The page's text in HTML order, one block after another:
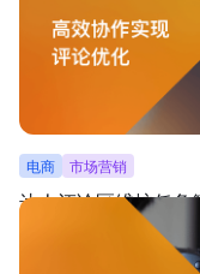
电商 市场营销
达人评论区维护任务
囊括达人评论任务发布、截
现实时追踪并管理达人评论